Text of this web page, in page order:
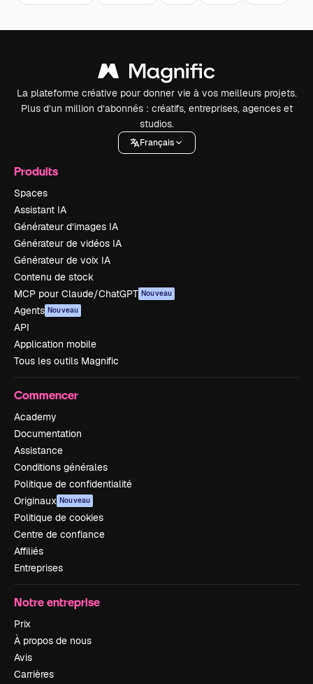
La plateforme créative pour donner vie à vos meilleurs projets.
Plus d’un million d’abonnés : créatifs, entreprises, agences et
studios.
Français
Produits
Spaces
Assistant IA
Générateur d’images IA
Générateur de vidéos IA
Générateur de voix IA
Contenu de stock
MCP pour Claude/ChatGPT Nouveau
Agents Nouveau
API
Application mobile
Tous les outils Magnific
Commencer
Academy
Documentation
Assistance
Conditions générales
Politique de confidentialité
Originaux Nouveau
Politique de cookies
Centre de confiance
Affiliés
Entreprises
Notre entreprise
Prix
À propos de nous
Avis
Carrières